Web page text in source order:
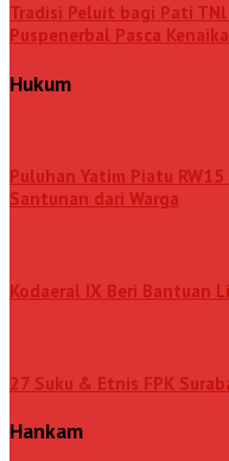
Tradisi Peluit bagi Pati
Puspenerbal Pasca
Hukum
Puluhan Yatim Piatu
Santunan dari Warga
Kodaeral IX Beri Bantuan
27 Suku & Etnis FPK
Hankam